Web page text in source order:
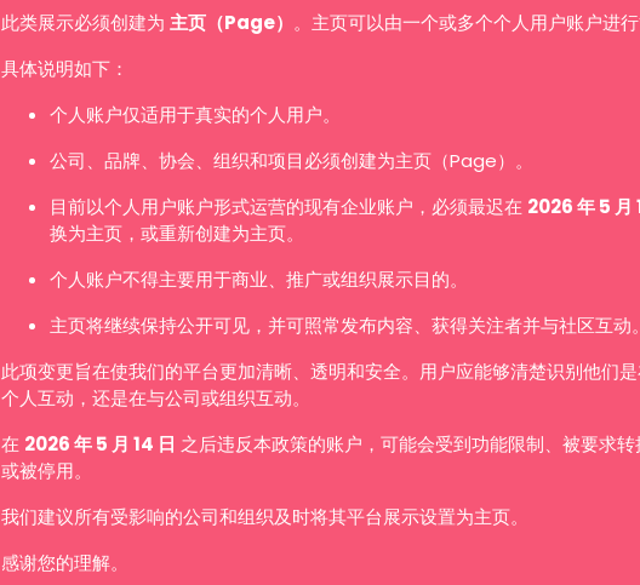
此类展示必须创建为 主页（Page） 。主页可以由一个或多个个人用户账户进行
具体说明如下：
个人账户仅适用于真实的个人用户。
公司、品牌、协会、组织和项目必须创建为主页（Page）。
目前以个人用户账户形式运营的现有企业账户，必须最迟在 2026 年 5 月
换为主页，或重新创建为主页。
个人账户不得主要用于商业、推广或组织展示目的。
主页将继续保持公开可见，并可照常发布内容、获得关注者并与社区互动。
此项变更旨在使我们的平台更加清晰、透明和安全。用户应能够清楚识别他们
个人互动，还是在与公司或组织互动。
在 2026 年 5 月 14 日 之后违反本政策的账户，可能会受到功能限制、被要求转
或被停用。
我们建议所有受影响的公司和组织及时将其平台展示设置为主页。
感谢您的理解。